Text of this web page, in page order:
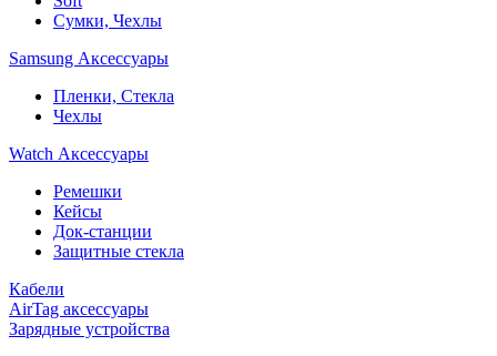
Сумки, Чехлы
Samsung Аксессуары
Пленки, Стекла
Чехлы
Watch Аксессуары
Ремешки
Кейсы
Док-станции
Защитные стекла
Кабели
AirTag аксессуары
Зарядные устройства